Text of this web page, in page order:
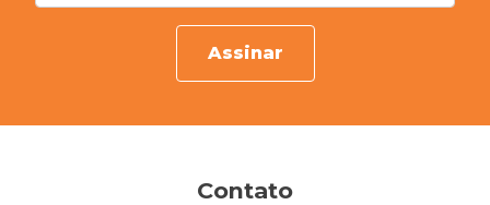
Assinar
Contato